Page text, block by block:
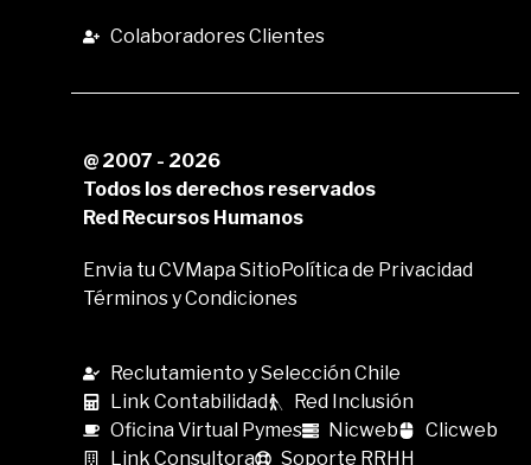
Colaboradores Clientes
@ 2007 - 2026
Todos los derechos reservados
Red Recursos Humanos
Envia tu CVMapa SitioPolítica de Privacidad
Términos y Condiciones
Reclutamiento y Selección Chile
Link Contabilidad
Red Inclusión
Oficina Virtual Pymes
Nicweb
Clicweb
Link Consultora
Soporte RRHH